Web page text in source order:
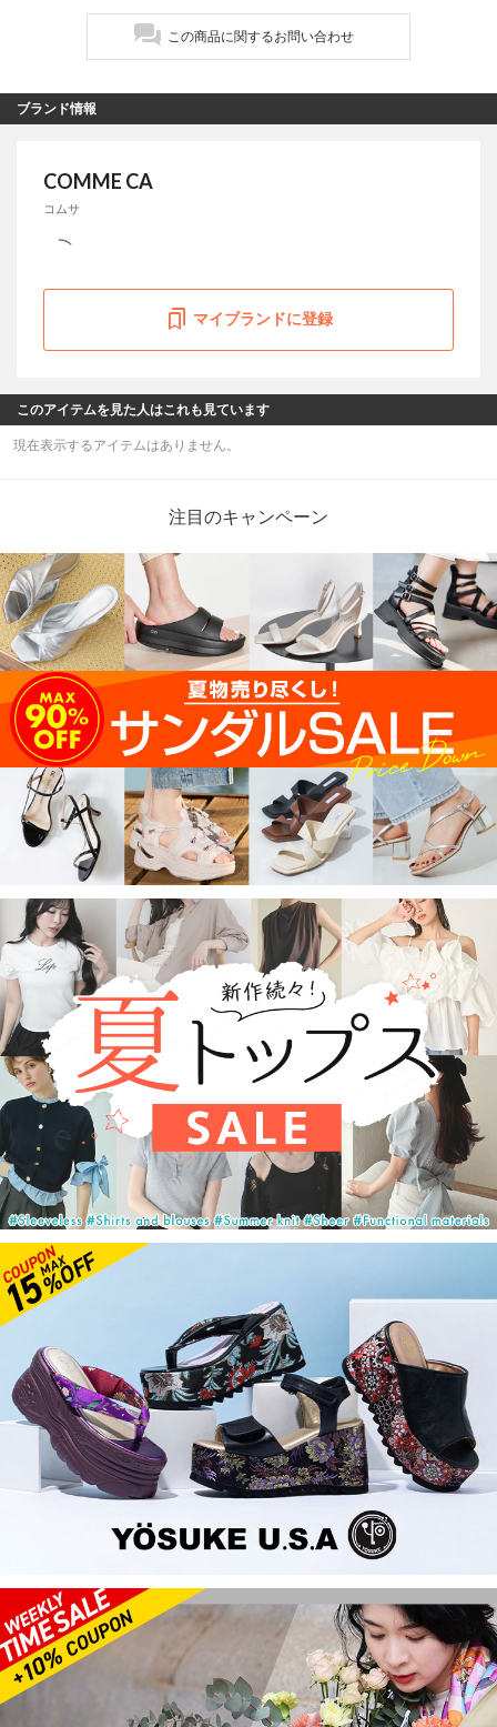
この商品に関するお問い合わせ
ブランド情報
COMME CA
コムサ
マイブランドに登録
このアイテムを見た人はこれも見ています
現在表示するアイテムはありません。
注目のキャンペーン